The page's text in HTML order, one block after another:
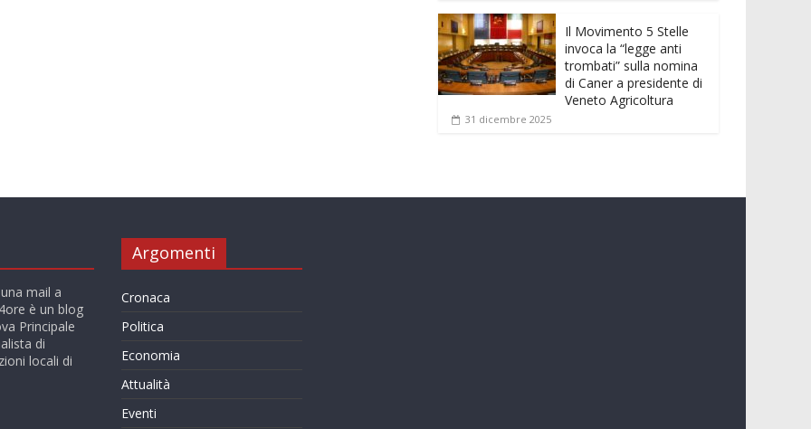
Il Movimento 5 Stelle
invoca la “legge anti
trombati” sulla nomina
di Caner a presidente di
Veneto Agricoltura
31 dicembre 2025
mail a
è un blog
Principale
di
locali di
Argomenti
Cronaca
Politica
Economia
Attualità
Eventi